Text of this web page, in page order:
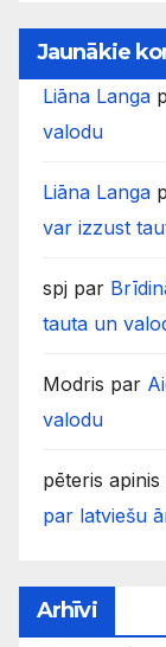
Jaunākie
Liāna Langa
valodu
Liāna Langa
var izzust
spj par
tauta un
Modris par
valodu
pēteris apinis
par latviešu
Arhīvi